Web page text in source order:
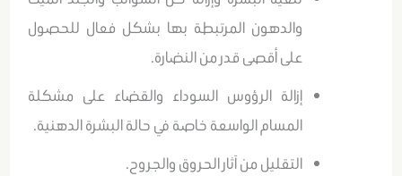
والدهون المرتبطة بها بشكل فعال للحصول
على أقصى قدر من النضارة.
إزالة الرؤوس السوداء والقضاء على مشكلة
المسام الواسعة خاصة في حالة البشرة الدهنية.
التقليل من آثار الحروق والجروح.